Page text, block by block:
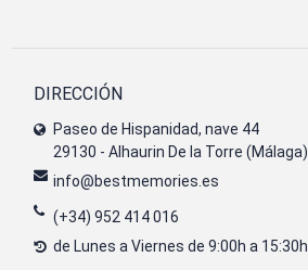
DIRECCIÓN
Paseo de Hispanidad, nave 44
29130 - Alhaurin De la Torre (Málaga)
info@bestmemories.es
(+34) 952 414 016
de Lunes a Viernes de 9:00h a 15:30h